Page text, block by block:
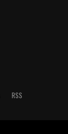
RSS